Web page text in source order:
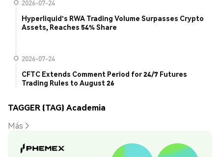
2026-07-24
Hyperliquid's RWA Trading Volume Surpasses Crypto
Assets, Reaches 54% Share
2026-07-24
CFTC Extends Comment Period for 24/7 Futures
Trading Rules to August 26
TAGGER (TAG) Academia
Más